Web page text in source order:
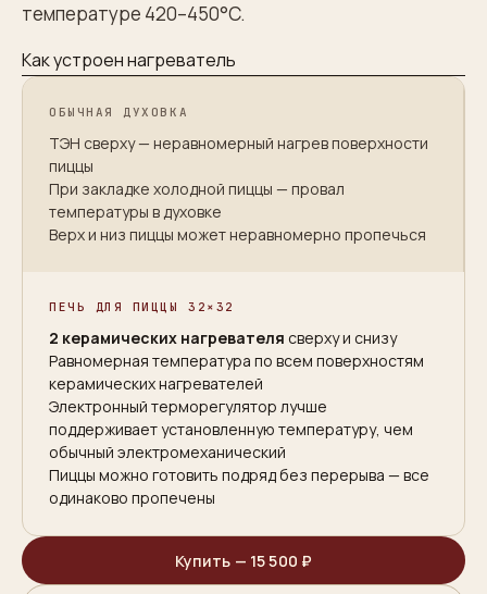
температуре 420–450°C.
Как устроен нагреватель
ОБЫЧНАЯ ДУХОВКА
ТЭН сверху — неравномерный нагрев поверхности
пиццы
При закладке холодной пиццы — провал
температуры в духовке
Верх и низ пиццы может неравномерно пропечься
ПЕЧЬ ДЛЯ ПИЦЦЫ 32×32
2 керамических нагревателя сверху и снизу
Равномерная температура по всем поверхностям
керамических нагревателей
Электронный терморегулятор лучше
поддерживает установленную температуру, чем
обычный электромеханический
Пиццы можно готовить подряд без перерыва — все
одинаково пропечены
Купить — 15 500 ₽